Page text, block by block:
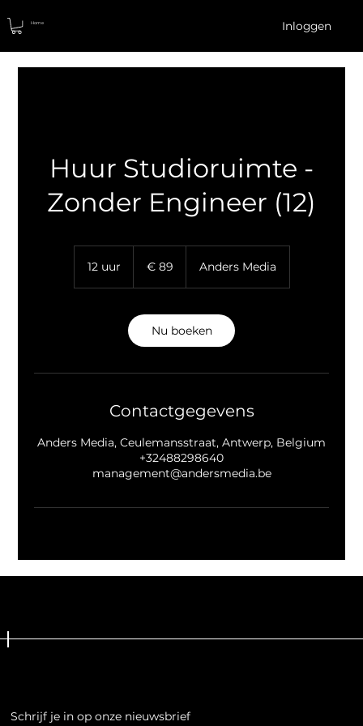
Home Inloggen
Huur Studioruimte -
Zonder Engineer (12)
12 uur € 89 Anders Media
Nu boeken
Contactgegevens
Anders Media, Ceulemansstraat, Antwerp, Belgium
+32488298640
management@andersmedia.be
Schrijf je in op onze nieuwsbrief
Schrijf je in op onze nieuwsbrief